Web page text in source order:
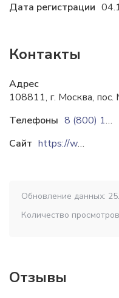
Дата регистрации
Контакты
Адрес
108811, г. Москва, пос.
Телефоны
8 (800) 100-88-99
Сайт
https://www.technopark.ru
Обновление данных:
Количество
Отзывы